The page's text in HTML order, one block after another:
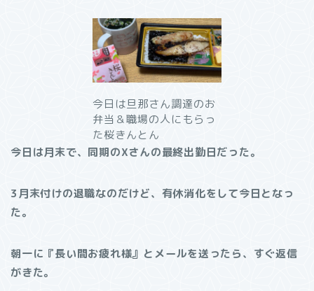
今日は旦那さん調達のお
弁当＆職場の人にもらっ
た桜きんとん
今日は月末で、同期のXさんの最終出勤日だった。
3月末付けの退職なのだけど、有休消化をして今日となっ
た。
朝一に『長い間お疲れ様』とメールを送ったら、すぐ返信
がきた。